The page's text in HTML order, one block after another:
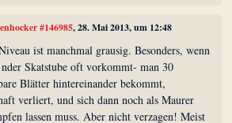
#146985, 28. Mai 2013, um 12:48
ist manchmal grausig. Besonders, wenn
Skatstube oft vorkommt- man 30
Blätter hintereinander bekommt,
verliert, und sich dann noch als Maurer
lassen muss. Aber nicht verzagen! Meist